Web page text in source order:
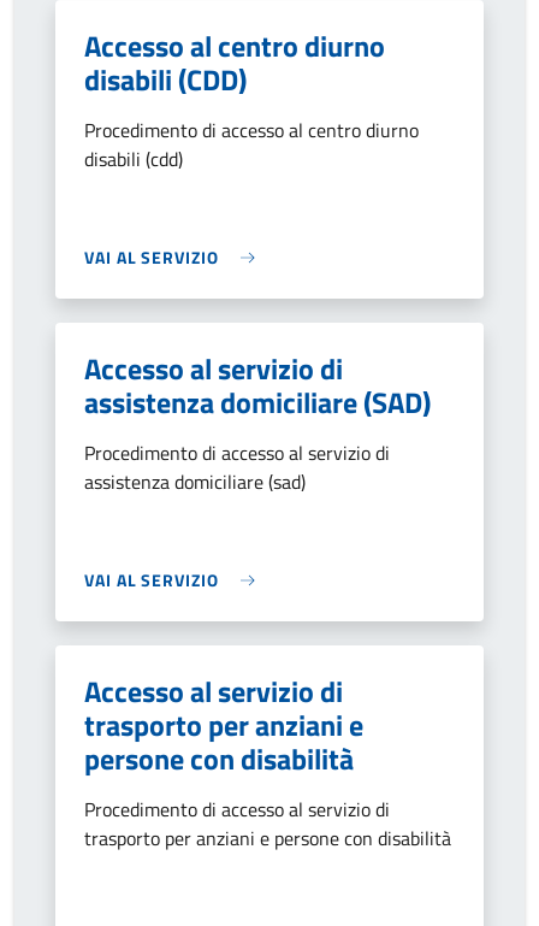
Accesso al centro diurno
disabili (CDD)
Procedimento di accesso al centro diurno
disabili (cdd)
VAI AL SERVIZIO
Accesso al servizio di
assistenza domiciliare (SAD)
Procedimento di accesso al servizio di
assistenza domiciliare (sad)
VAI AL SERVIZIO
Accesso al servizio di
trasporto per anziani e
persone con disabilità
Procedimento di accesso al servizio di
trasporto per anziani e persone con disabilità